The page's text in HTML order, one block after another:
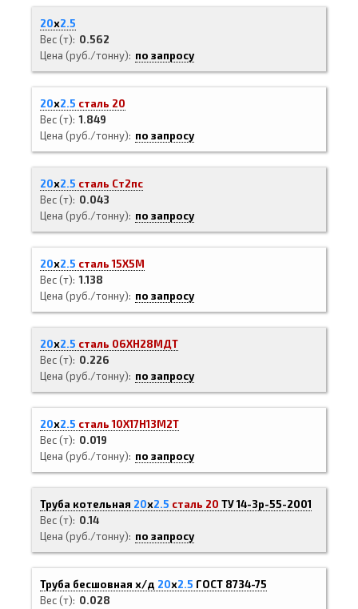
20х2.5
Вес (т)
0.562
Цена (руб./тонну)
по запросу
20х2.5 сталь 20
Вес (т) 1.849
Цена (руб./тонну)
по запросу
20х2.5 сталь Ст2пс
Вес (т)
0.043
Цена (руб./тонну)
по запросу
20х2.5 сталь 15Х5М
Вес (т) 1.138
Цена (руб./тонну)
по запросу
20х2.5 сталь 06ХН28МДТ
Вес (т)
0.226
Цена (руб./тонну)
по запросу
20х2.5 сталь 10Х17Н13М2Т
Вес (т)
0.019
Цена (руб./тонну)
по запросу
Труба котельная 20х2.5 сталь 20 ТУ 14-3р-55-2001
Вес (т)
0.14
Цена (руб./тонну)
по запросу
Труба бесшовная х/д 20х2.5 ГОСТ 8734-75
Вес (т)
0.028